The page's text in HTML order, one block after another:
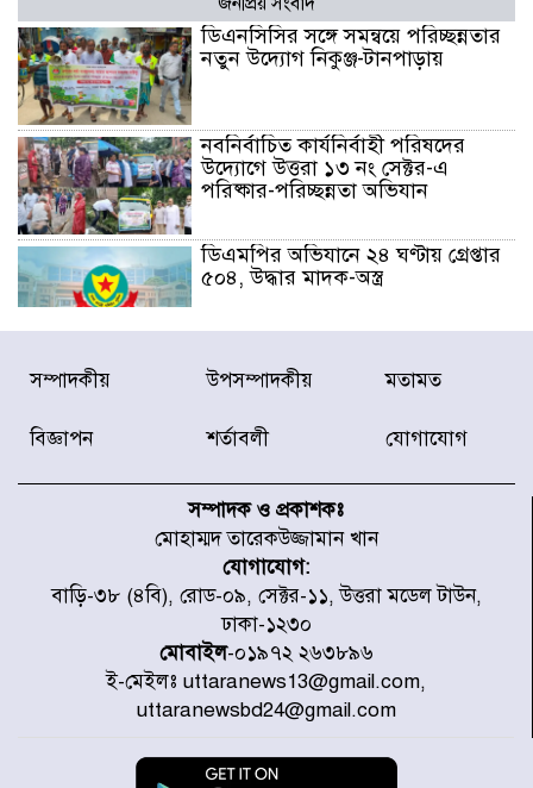
ডিএনসিসির সঙ্গে সমন্বয়ে পরিচ্ছন্নতার
নতুন উদ্যোগ নিকুঞ্জ-টানপাড়ায়
নবনির্বাচিত কার্যনির্বাহী পরিষদের
উদ্যোগে উত্তরা ১৩ নং সেক্টর-এ
পরিষ্কার-পরিচ্ছন্নতা অভিযান
ডিএমপির অভিযানে ২৪ ঘণ্টায় গ্রেপ্তার
৫০৪, উদ্ধার মাদক-অস্ত্র
সন্দ্বীপের চরে বিপদে পড়া কচ্ছপ উদ্ধার
সাগরে অবমুক্ত
যোগ দিয়েছেন প্রধানমন্ত্রী
জাতীয় সাংবাদিক সংস্থার পিরোজপুর
জেলা কমিটি অনুমোদন
গণঅভ্যুত্থানের তথ্য বিশ্বমিডিয়ায় পৌঁছে
দিতেন আদীব, গুমের চেষ্টা ৩ বার
সম্পাদকীয় উপসম্পাদকীয় মতামত
বিজ্ঞাপন শর্তাবলী যোগাযোগ
সম্পাদক ও প্রকাশকঃ
মোহাম্মদ তারেকউজ্জামান খান
যোগাযোগ:
বাড়ি-৩৮ (৪বি), রোড-০৯, সেক্টর-১১, উত্তরা মডেল টাউন,
ঢাকা-১২৩০
মোবাইল-০১৯৭২ ২৬৩৮৯৬
ই-মেইলঃ uttaranews13@gmail.com,
uttaranewsbd24@gmail.com